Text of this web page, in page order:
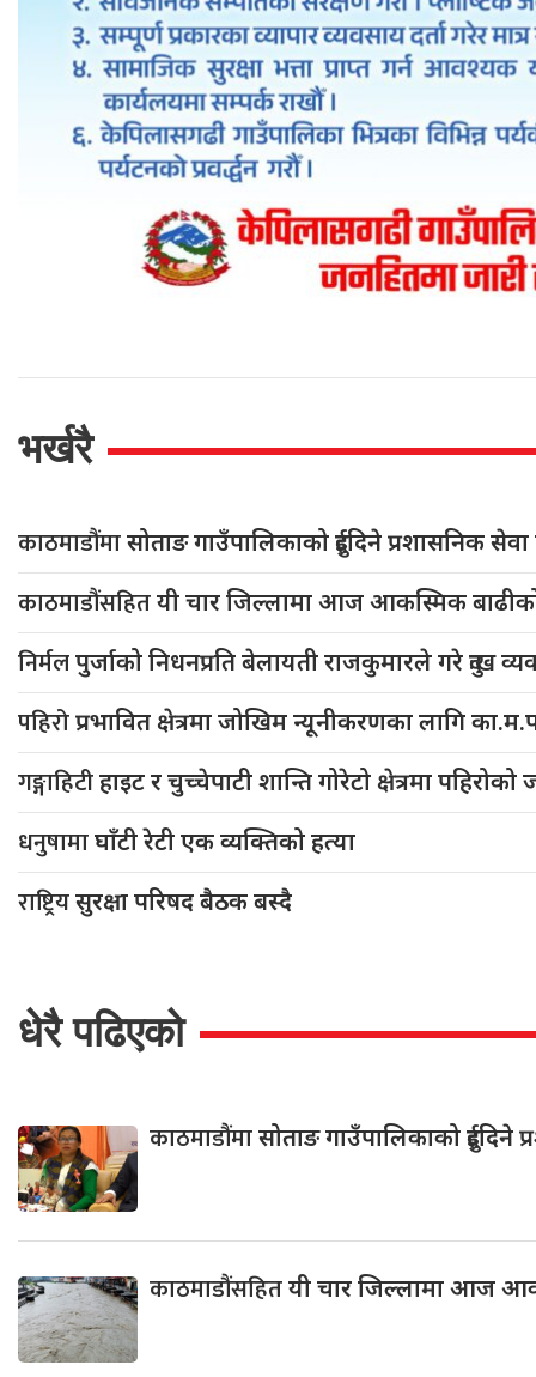
भर्खरै
काठमाडौंमासोताङ गाउँपालिकाको दुईदिने प्रशासनिक
काठमाडौंसहितयी चार जिल्लामा आज आकस्मिक बाढीको
निर्मलपुर्जाको निधनप्रति बेलायती राजकुमारले गरे दुःख
पहिरोप्रभावित क्षेत्रमा जोखिम न्यूनीकरणका लागि
गङ्गाहिटीहाइट र चुच्चेपाटी शान्ति गोरेटो क्षेत्रमा
धनुषामाघाँटी रेटी एक व्यक्तिको हत्या
राष्ट्रियसुरक्षा परिषद बैठक बस्दै
धेरै पढिएको
काठमाडौंमासोताङ गाउँपालिकाको दुईदिने
काठमाडौंसहितयी चार जिल्लामा आज